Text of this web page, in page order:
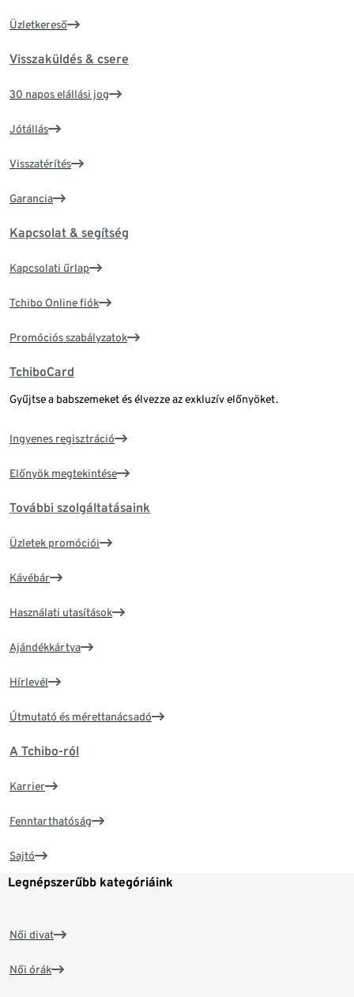
Üzletkereső
Visszaküldés & csere
30 napos elállási jog
Jótállás
Visszatérítés
Garancia
Kapcsolat & segítség
Kapcsolati űrlap
Tchibo Online fiók
Promóciós szabályzatok
TchiboCard
Gyűjtse a babszemeket és élvezze az exkluzív előnyöket.
Ingyenes regisztráció
Előnyök megtekintése
További szolgáltatásaink
Üzletek promóciói
Kávébár
Használati utasítások
Ajándékkártya
Hírlevél
Útmutató és mérettanácsadó
A Tchibo-ról
Karrier
Fenntarthatóság
Sajtó
Legnépszerűbb kategóriáink
Női divat
Női órák